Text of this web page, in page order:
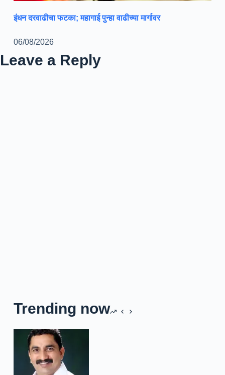
इंधन दरवाढीचा फटका; महागाई पुन्हा वाढीच्या मार्गावर
06/08/2026
Leave a Reply
Trending now